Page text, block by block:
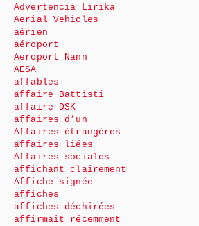
Advertencia Lirika
Aerial Vehicles
aérien
aéroport
Aeroport Nann
AESA
affables
affaire Battisti
affaire DSK
affaires d’un
Affaires étrangères
affaires liées
Affaires sociales
affichant clairement
Affiche signée
affiches
affiches déchirées
affirmait récemment